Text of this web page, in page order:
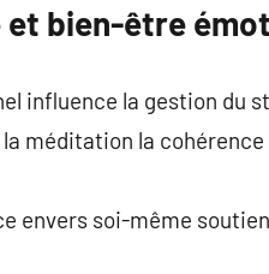
et bien-être
influence la gestion du
méditation la
envers soi-même